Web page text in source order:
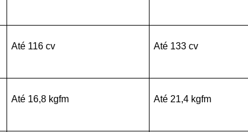
Até 116 cv Até 133 cv
Até 16,8 kgfm Até 21,4 kgfm